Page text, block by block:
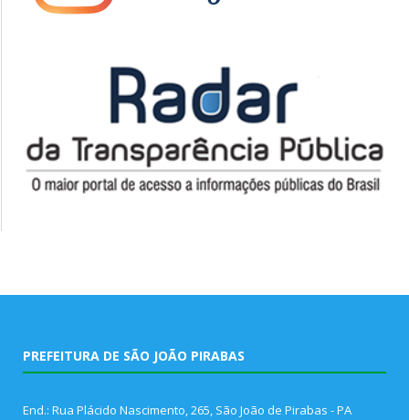
PREFEITURA DE SÃO JOÃO PIRABAS
End.: Rua Plácido Nascimento, 265, São João de Pirabas - PA